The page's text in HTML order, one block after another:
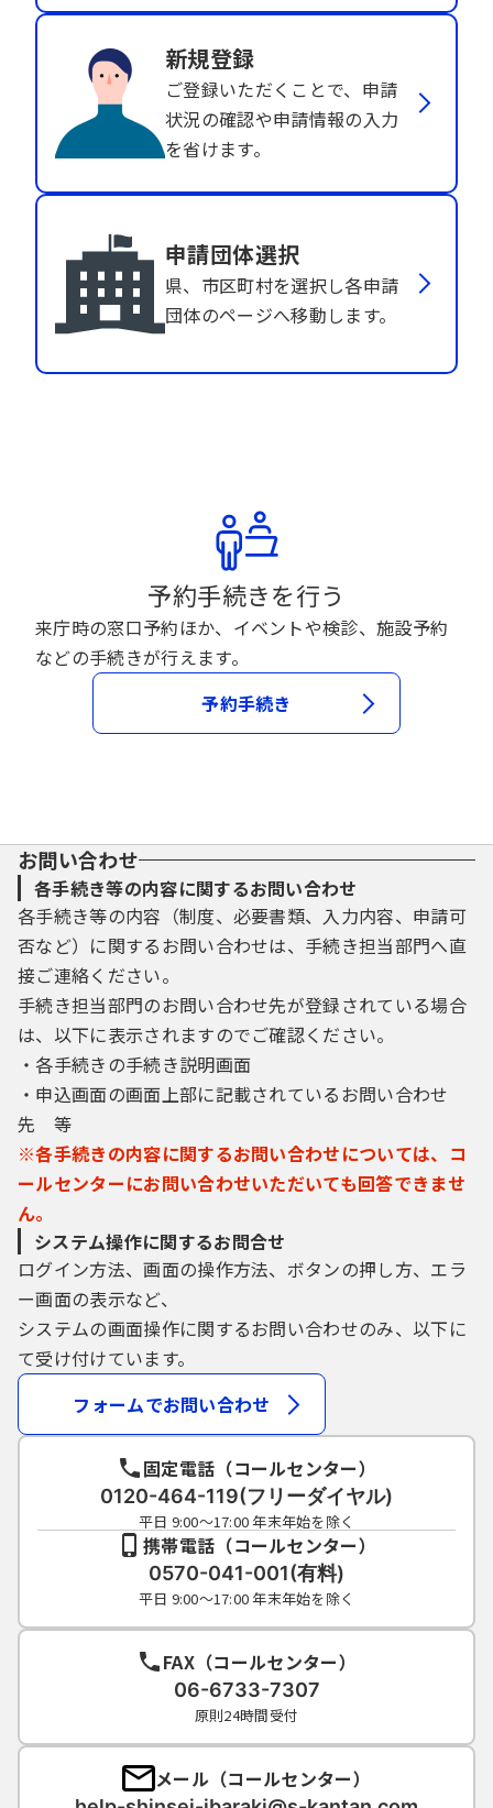
新規登録
ご登録いただくことで、申請
状況の確認や申請情報の入力
を省けます。
申請団体選択
県、市区町村を選択し各申請
団体のページへ移動します。
予約手続きを行う
来庁時の窓口予約ほか、イベントや検診、施設予約
などの手続きが行えます。
予約手続き
お問い合わせ
各手続き等の内容に関するお問い合わせ
各手続き等の内容（制度、必要書類、入力内容、申請可
否など）に関するお問い合わせは、手続き担当部門へ直
接ご連絡ください。
手続き担当部門のお問い合わせ先が登録されている場合
は、以下に表示されますのでご確認ください。
・各手続きの手続き説明画面
・申込画面の画面上部に記載されているお問い合わせ
先 等
※各手続きの内容に関するお問い合わせについては、コ
ールセンターにお問い合わせいただいても回答できませ
ん。
システム操作に関するお問合せ
ログイン方法、画面の操作方法、ボタンの押し方、エラ
ー画面の表示など、
システムの画面操作に関するお問い合わせのみ、以下に
て受け付けています。
フォームでお問い合わせ
固定電話（コールセンター）
0120-464-119(フリーダイヤル)
平日 9:00～17:00 年末年始を除く
携帯電話（コールセンター）
0570-041-001(有料)
平日 9:00～17:00 年末年始を除く
FAX（コールセンター）
06-6733-7307
原則24時間受付
メール（コールセンター）